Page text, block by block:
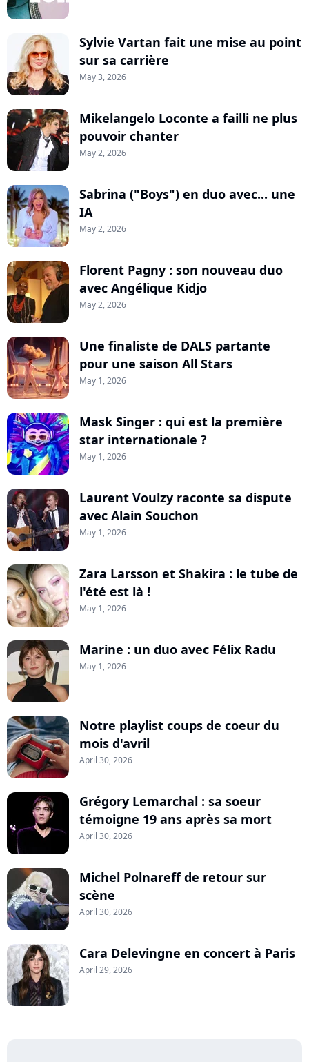
Sylvie Vartan fait une mise au point
sur sa carrière
May 3, 2026
Mikelangelo Loconte a failli ne plus
pouvoir chanter
May 2, 2026
Sabrina ("Boys") en duo avec... une
IA
May 2, 2026
Florent Pagny : son nouveau duo
avec Angélique Kidjo
May 2, 2026
Une finaliste de DALS partante
pour une saison All Stars
May 1, 2026
Mask Singer : qui est la première
star internationale ?
May 1, 2026
Laurent Voulzy raconte sa dispute
avec Alain Souchon
May 1, 2026
Zara Larsson et Shakira : le tube de
l'été est là !
May 1, 2026
Marine : un duo avec Félix Radu
May 1, 2026
Notre playlist coups de coeur du
mois d'avril
April 30, 2026
Grégory Lemarchal : sa soeur
témoigne 19 ans après sa mort
April 30, 2026
Michel Polnareff de retour sur
scène
April 30, 2026
Cara Delevingne en concert à Paris
April 29, 2026